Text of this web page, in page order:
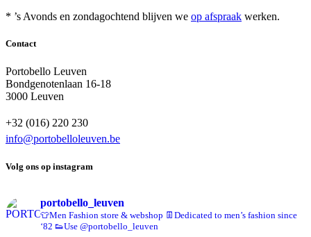
* ’s Avonds en zondagochtend blijven we op afspraak werken.
Contact
Portobello Leuven
Bondgenotenlaan 16-18
3000 Leuven
+32 (016) 220 230
info@portobelloleuven.be
Volg ons op instagram
portobello_leuven
👕Men Fashion store & webshop 👖Dedicated to men’s fashion since
‘82 👟Use @portobello_leuven